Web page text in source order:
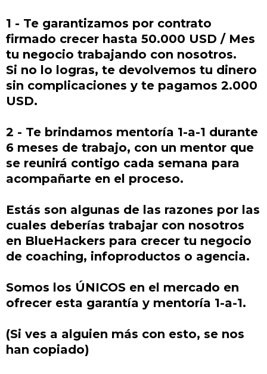
1 - Te garantizamos por contrato
firmado crecer hasta 50.000 USD / Mes
tu negocio trabajando con nosotros.
Si no lo logras, te devolvemos tu dinero
sin complicaciones y te pagamos 2.000
USD.
2 - Te brindamos mentoría 1-a-1 durante
6 meses de trabajo, con un mentor que
se reunirá contigo cada semana para
acompañarte en el proceso.
Estás son algunas de las razones por las
cuales deberías trabajar con nosotros
en BlueHackers para crecer tu negocio
de coaching, infoproductos o agencia.
Somos los ÚNICOS en el mercado en
ofrecer esta garantía y mentoría 1-a-1.
(Si ves a alguien más con esto, se nos
han copiado)